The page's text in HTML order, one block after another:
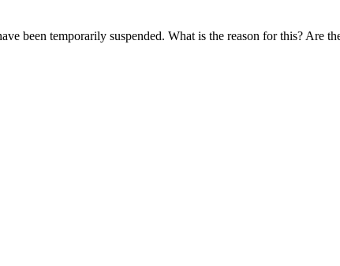
been temporarily suspended. What is the reason for this? Are